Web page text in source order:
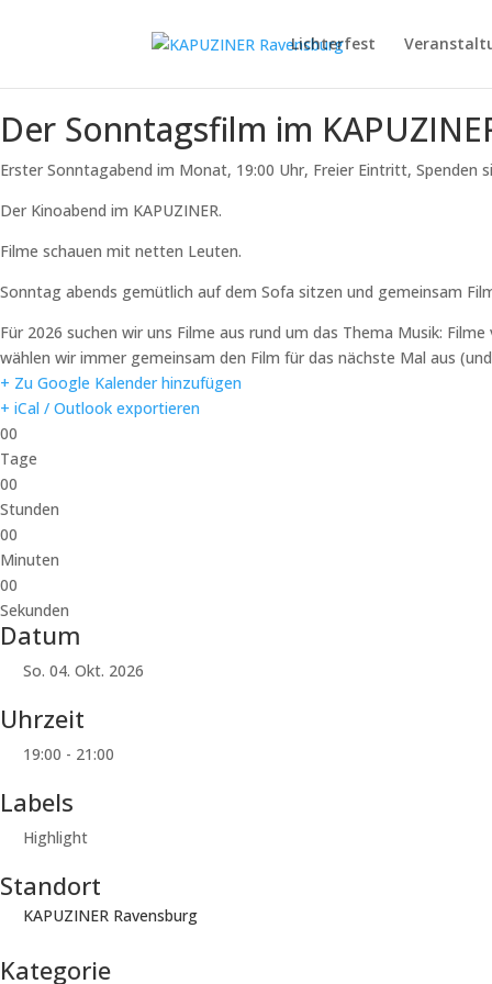
Lichterfest
Der Sonntagsfilm im
Erster Sonntagabend im Monat, 19:00 Uhr, Freier Eintritt, Spenden
Der Kinoabend im KAPUZINER.
Filme schauen mit netten Leuten.
Sonntag abends gemütlich auf dem Sofa sitzen und gemeinsam
Für 2026 suchen wir uns Filme aus rund um das Thema Musik:
wählen wir immer gemeinsam den Film für das nächste Mal aus
+ Zu Google Kalender hinzufügen
+ iCal / Outlook exportieren
00
Tage
00
Stunden
00
Minuten
00
Sekunden
Datum
So. 04. Okt. 2026
Uhrzeit
19:00 - 21:00
Labels
Highlight
Standort
KAPUZINER Ravensburg
Kategorie